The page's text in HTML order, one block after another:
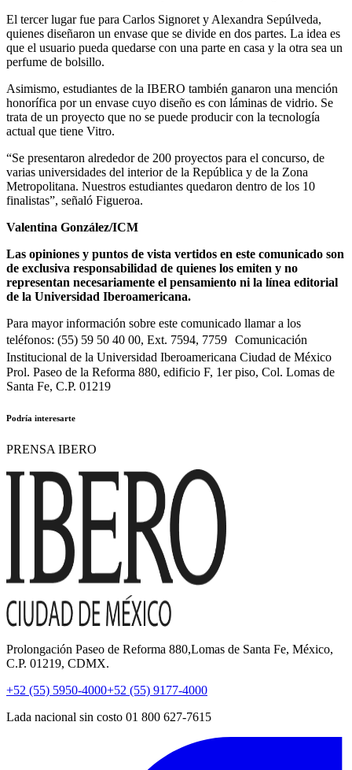
El tercer lugar fue para Carlos Signoret y Alexandra Sepúlveda,
quienes diseñaron un envase que se divide en dos partes. La idea es
que el usuario pueda quedarse con una parte en casa y la otra sea un
perfume de bolsillo.
Asimismo, estudiantes de la IBERO también ganaron una mención
honorífica por un envase cuyo diseño es con láminas de vidrio. Se
trata de un proyecto que no se puede producir con la tecnología
actual que tiene Vitro.
“Se presentaron alrededor de 200 proyectos para el concurso, de
varias universidades del interior de la República y de la Zona
Metropolitana. Nuestros estudiantes quedaron dentro de los 10
finalistas”, señaló Figueroa.
Valentina González/ICM
Las opiniones y puntos de vista vertidos en este comunicado son
de exclusiva responsabilidad de quienes los emiten y no
representan necesariamente el pensamiento ni la línea editorial
de la Universidad Iberoamericana.
Para mayor información sobre este comunicado llamar a los
teléfonos: (55) 59 50 40 00, Ext. 7594, 7759 Comunicación
Institucional de la Universidad Iberoamericana Ciudad de México
Prol. Paseo de la Reforma 880, edificio F, 1er piso, Col. Lomas de
Santa Fe, C.P. 01219
Podría interesarte
PRENSA IBERO
Prolongación Paseo de Reforma 880,Lomas de Santa Fe, México,
C.P. 01219, CDMX.
+52 (55) 5950-4000+52 (55) 9177-4000
Lada nacional sin costo 01 800 627-7615